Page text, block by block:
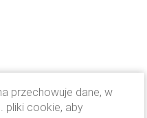
przechowuje dane, w
pliki cookie, aby